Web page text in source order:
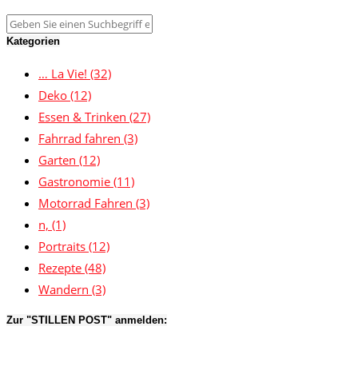
Kategorien
… La Vie! (32)
Deko (12)
Essen & Trinken (27)
Fahrrad fahren (3)
Garten (12)
Gastronomie (11)
Motorrad Fahren (3)
n, (1)
Portraits (12)
Rezepte (48)
Wandern (3)
Zur "STILLEN POST" anmelden: